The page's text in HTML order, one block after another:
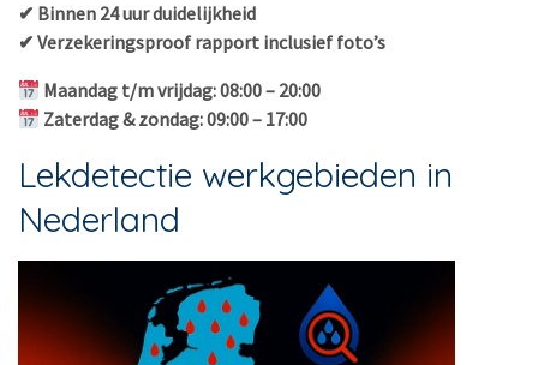
✔ Binnen 24 uur duidelijkheid
✔ Verzekeringsproof rapport inclusief foto’s
Maandag t/m vrijdag: 08:00 – 20:00
Zaterdag & zondag: 09:00 – 17:00
Lekdetectie werkgebieden in
Nederland